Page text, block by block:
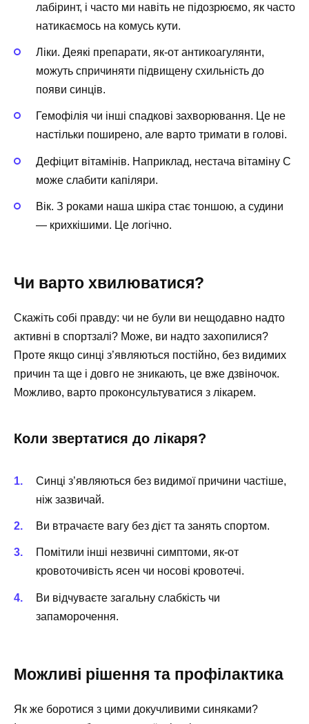
лабіринт, і часто ми навіть не підозрюємо, як часто
натикаємось на комусь кути.
Ліки. Деякі препарати, як-от антикоагулянти,
можуть спричиняти підвищену схильність до
появи синців.
Гемофілія чи інші спадкові захворювання. Це не
настільки поширено, але варто тримати в голові.
Дефіцит вітамінів. Наприклад, нестача вітаміну C
може слабити капіляри.
Вік. З роками наша шкіра стає тоншою, а судини
— крихкішими. Це логічно.
Чи варто хвилюватися?
Скажіть собі правду: чи не були ви нещодавно надто
активні в спортзалі? Може, ви надто захопилися?
Проте якщо синці з’являються постійно, без видимих
причин та ще і довго не зникають, це вже дзвіночок.
Можливо, варто проконсультуватися з лікарем.
Коли звертатися до лікаря?
Синці з’являються без видимої причини частіше,
ніж зазвичай.
Ви втрачаєте вагу без дієт та занять спортом.
Помітили інші незвичні симптоми, як-от
кровоточивість ясен чи носові кровотечі.
Ви відчуваєте загальну слабкість чи
запаморочення.
Можливі рішення та профілактика
Як же боротися з цими докучливими синяками?